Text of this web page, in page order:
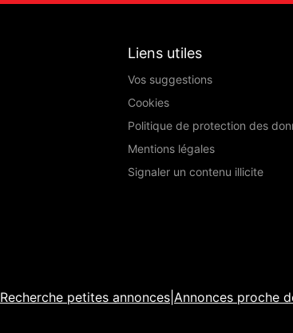
Liens utiles
Vos suggestions
Cookies
Politique de protection des
Mentions légales
Signaler un contenu illicite
Recherche petites annonces Annonces proche